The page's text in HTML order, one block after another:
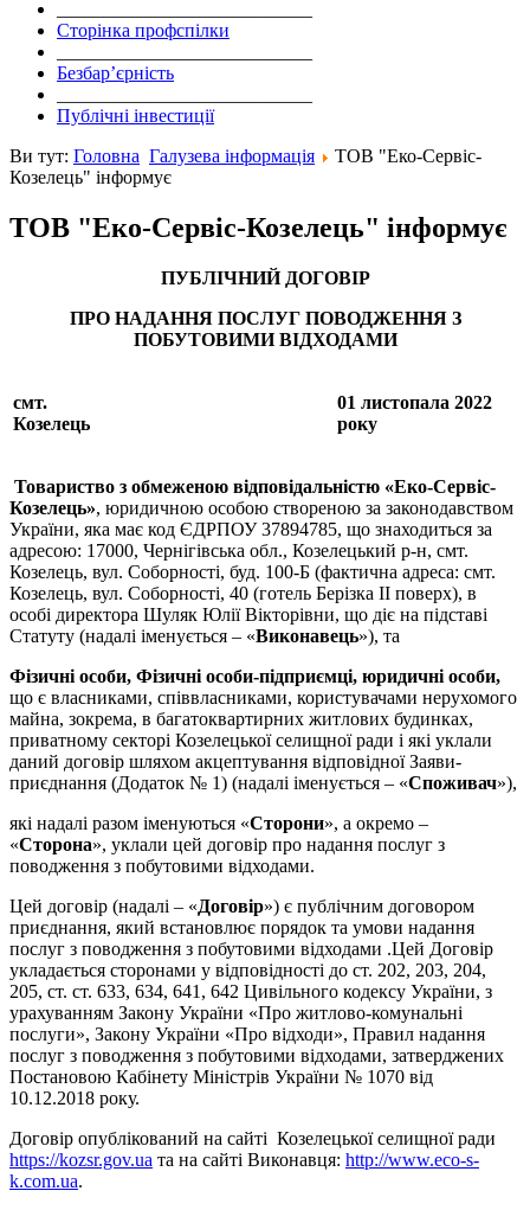
Сторінка профспілки
Безбар’єрність
Публічні інвестиції
Ви тут: Головна Галузева інформація
ТОВ "Еко-Сервіс-
Козелець" інформує
ТОВ "Еко-Сервіс-Козелець" інформує
ПУБЛІЧНИЙ ДОГОВІР
ПРО НАДАННЯ ПОСЛУГ ПОВОДЖЕННЯ З
ПОБУТОВИМИ ВІДХОДАМИ
смт.
Козелець
01 листопала 2022
року
Товариство з обмеженою відповідальністю «Еко-Сервіс-
Козелець», юридичною особою створеною за законодавством
України, яка має код ЄДРПОУ 37894785, що знаходиться за
адресою: 17000, Чернігівська обл., Козелецький р-н, смт.
Козелець, вул. Соборності, буд. 100-Б (фактична адреса: смт.
Козелець, вул. Соборності, 40 (готель Берізка II поверх), в
особі директора Шуляк Юлії Вікторівни, що діє на підставі
Статуту (надалі іменується – «Виконавець»), та
Фізичні особи, Фізичні особи-підприємці, юридичні особи,
що є власниками, співвласниками, користувачами нерухомого
майна, зокрема, в багатоквартирних житлових будинках,
приватному секторі Козелецької селищної ради і які уклали
даний договір шляхом акцептування відповідної Заяви-
приєднання (Додаток № 1) (надалі іменується – «Споживач»),
які надалі разом іменуються «Сторони», а окремо –
«Сторона», уклали цей договір про надання послуг з
поводження з побутовими відходами.
Цей договір (надалі – «Договір») є публічним договором
приєднання, який встановлює порядок та умови надання
послуг з поводження з побутовими відходами .Цей Договір
укладається сторонами у відповідності до ст. 202, 203, 204,
205, ст. ст. 633, 634, 641, 642 Цивільного кодексу України, з
урахуванням Закону України «Про житлово-комунальні
послуги», Закону України «Про відходи», Правил надання
послуг з поводження з побутовими відходами, затверджених
Постановою Кабінету Міністрів України № 1070 від
10.12.2018 року.
Договір опублікований на сайті Козелецької селищної ради
https://kozsr.gov.ua та на сайті Виконавця: http://www.eco-s-
k.com.ua.